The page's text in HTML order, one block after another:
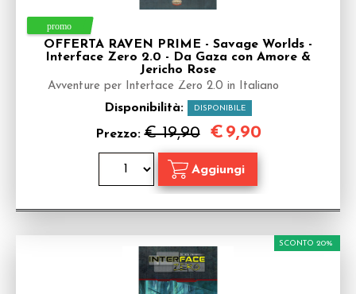
OFFERTA RAVEN PRIME - Savage Worlds -
Interface Zero 2.0 - Da Gaza con Amore &
Jericho Rose
Avventure per Interface Zero 2.0 in Italiano
Disponibilità: DISPONIBILE
Prezzo:€ 19,90 € 9,90
SCONTO 20%